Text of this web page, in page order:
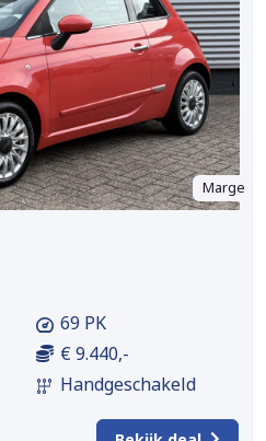
Marge
69 PK
€ 9.440,-
Handgeschakeld